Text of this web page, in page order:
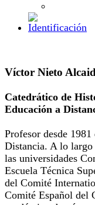
Víctor Nieto
Catedrático de
Educación a
Profesor desde
Distancia. A lo largo
las universidades
Escuela Técnica
del Comité
Comité Español del